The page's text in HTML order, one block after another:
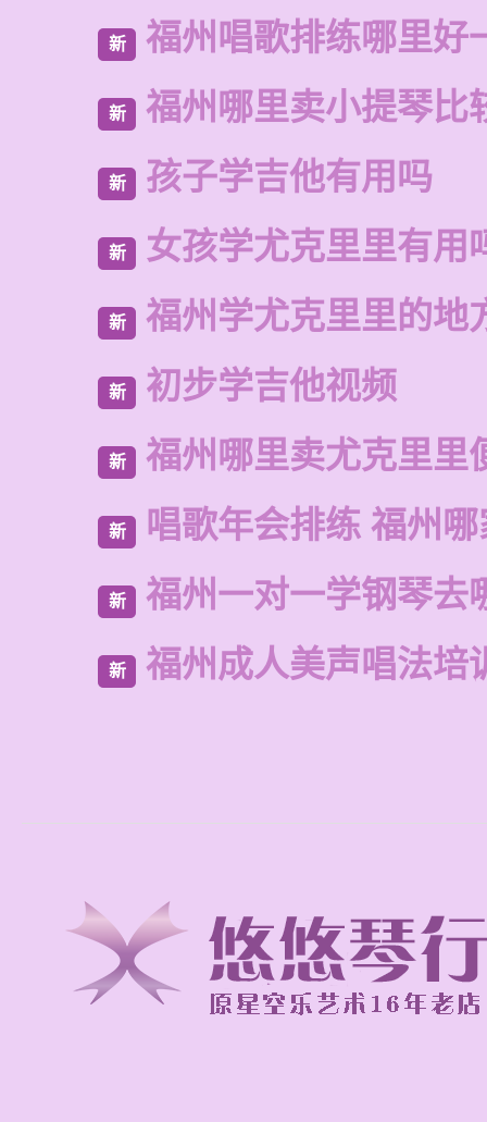
新 福州唱歌排练哪里好
新 福州哪里卖小提琴比
新 孩子学吉他有用吗
新 女孩学尤克里里有用
新 福州学尤克里里的地
新 初步学吉他视频
新 福州哪里卖尤克里里
新 唱歌年会排练 福州
新 福州一对一学钢琴去
新 福州成人美声唱法培